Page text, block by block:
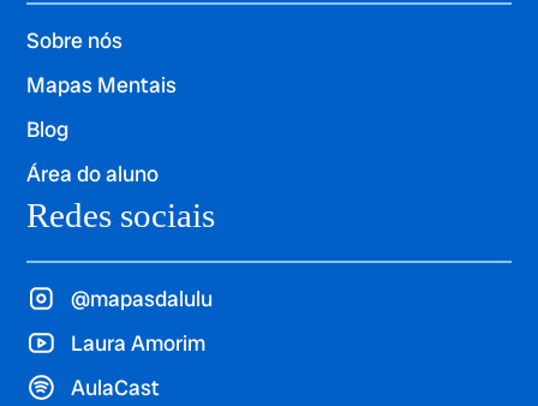
Sobre nós
Mapas Mentais
Blog
Área do aluno
Redes sociais
@mapasdalulu
Laura Amorim
AulaCast